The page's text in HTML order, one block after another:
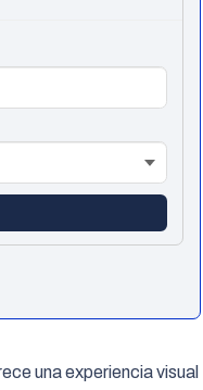
una experiencia visual